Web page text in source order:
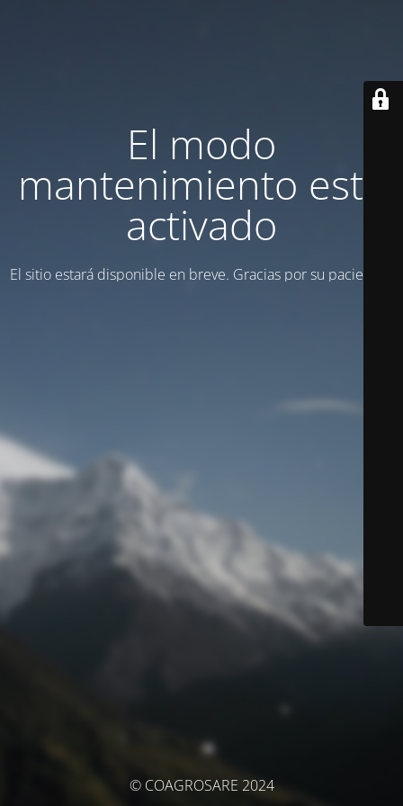
El modo
mantenimiento está
activado
El sitio estará disponible en breve. Gracias por su paciencia.
© COAGROSARE 2024